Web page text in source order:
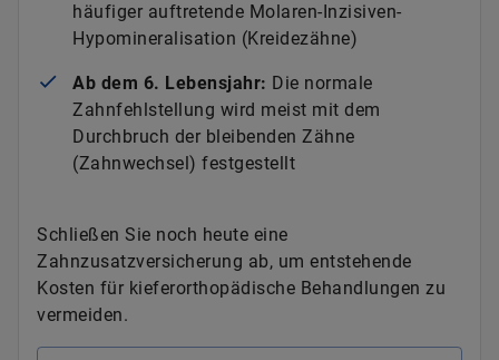
häufiger auftretende Molaren-Inzisiven-
Hypomineralisation (Kreidezähne)
Ab dem 6. Lebensjahr: Die normale
Zahnfehlstellung wird meist mit dem
Durchbruch der bleibenden Zähne
(Zahnwechsel) festgestellt
Schließen Sie noch heute eine
Zahnzusatzversicherung ab, um entstehende
Kosten für kieferorthopädische Behandlungen zu
vermeiden.